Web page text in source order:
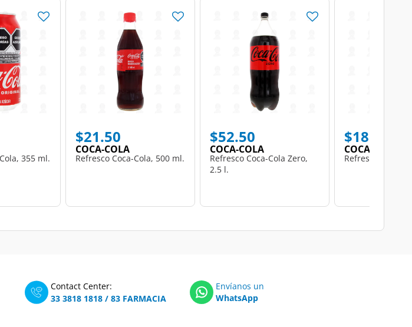
355 ml.
$21.50
COCA-COLA
Refresco Coca-Cola, 500 ml.
$52.50
COCA-COLA
Refresco Coca-Cola Zero,
2.5 l.
$18.50
COCA-COLA
Refresco Coca-
Contact Center:
33 3818 1818 / 83 FARMACIA
Envíanos un
WhatsApp